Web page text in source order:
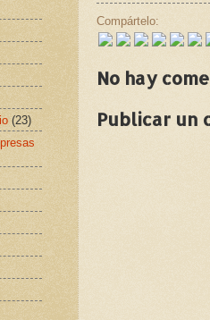
Compártelo:
No hay
Publicar un
(23)